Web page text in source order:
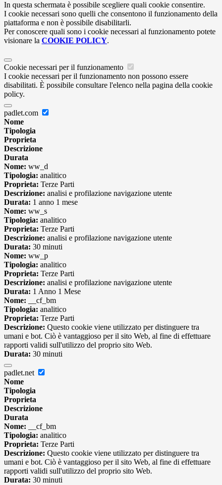
In questa schermata è possibile scegliere quali cookie consentire.
I cookie necessari sono quelli che consentono il funzionamento della
piattaforma e non è possibile disabilitarli.
Per conoscere quali sono i cookie necessari al funzionamento potete
visionare la COOKIE POLICY.
Cookie necessari per il funzionamento
I cookie necessari per il funzionamento non possono essere
disabilitati. È possibile consultare l'elenco nella pagina della cookie
policy.
padlet.com
Nome
Tipologia
Proprieta
Descrizione
Durata
Nome: ww_d
Tipologia: analitico
Proprieta: Terze Parti
Descrizione: analisi e profilazione navigazione utente
Durata: 1 anno 1 mese
Nome: ww_s
Tipologia: analitico
Proprieta: Terze Parti
Descrizione: analisi e profilazione navigazione utente
Durata: 30 minuti
Nome: ww_p
Tipologia: analitico
Proprieta: Terze Parti
Descrizione: analisi e profilazione navigazione utente
Durata: 1 Anno 1 Mese
Nome: __cf_bm
Tipologia: analitico
Proprieta: Terze Parti
Descrizione: Questo cookie viene utilizzato per distinguere tra
umani e bot. Ciò è vantaggioso per il sito Web, al fine di effettuare
rapporti validi sull'utilizzo del proprio sito Web.
Durata: 30 minuti
padlet.net
Nome
Tipologia
Proprieta
Descrizione
Durata
Nome: __cf_bm
Tipologia: analitico
Proprieta: Terze Parti
Descrizione: Questo cookie viene utilizzato per distinguere tra
umani e bot. Ciò è vantaggioso per il sito Web, al fine di effettuare
rapporti validi sull'utilizzo del proprio sito Web.
Durata: 30 minuti